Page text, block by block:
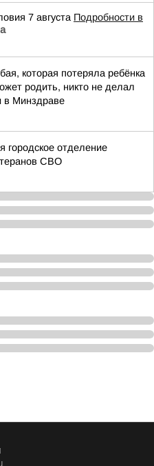
7 августа Подробности в
которая потеряла ребёнка
родить, никто не делал
в Минздраве
городское отделение
СВО